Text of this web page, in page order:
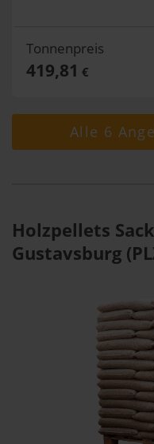
Tonnenpreis
419,81 €
Alle 6
Holzpellets
Gustavsburg